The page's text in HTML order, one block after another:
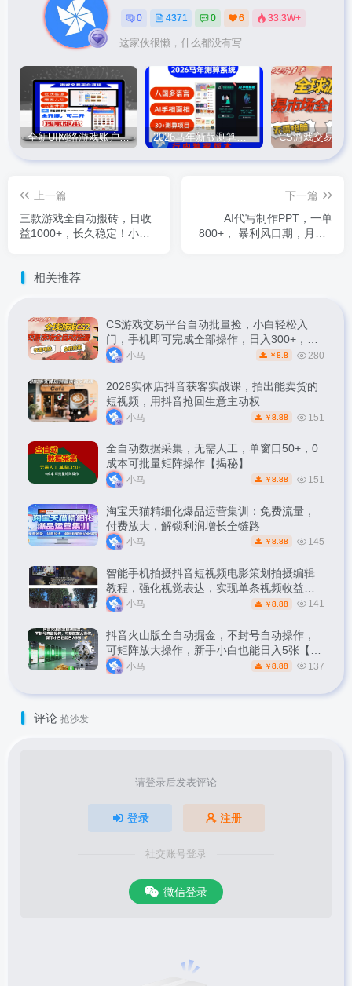
0 4371 0 6 33.3W+
这家伙很懒，什么都没有写...
全新UI网络游戏账户交易平台系统 全开源版本 2026马年新版测算系统源码
上一篇
三款游戏全自动搬砖，日收
益1000+，长久稳定！小白
下一篇
AI代写制作PPT，一单
800+， 暴利风口期，月入2
相关推荐
CS游戏交易平台自动批量捡，小白轻松入
门，手机即可完成全部操作，日入300+，轻
松副业【揭秘】
小马 ￥ 8.8 280
2026实体店抖音获客实战课，拍出能卖货的
短视频，用抖音抢回生意主动权
小马 ￥ 8.88 151
全自动数据采集，无需人工，单窗口50+，0
成本可批量矩阵操作【揭秘】
小马 ￥ 8.88 151
淘宝天猫精细化爆品运营集训：免费流量，
付费放大，解锁利润增长全链路
小马 ￥ 8.88 145
智能手机拍摄抖音短视频电影策划拍摄编辑
教程，强化视觉表达，实现单条视频收益破
1k
小马 ￥ 8.88 141
抖音火山版全自动掘金，不封号自动操作，
可矩阵放大操作，新手小白也能日入5张【揭
秘】小马 ￥ 8.88 137
评论 抢沙发
请登录后发表评论
登录 注册
社交账号登录
微信登录